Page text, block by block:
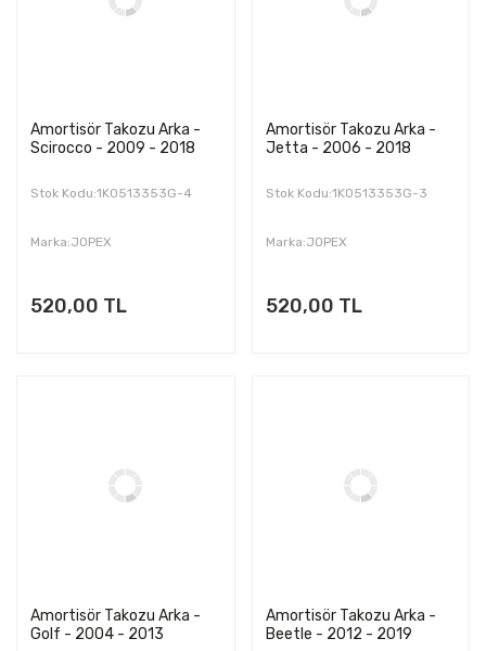
Amortisör Takozu Arka -
Scirocco - 2009 - 2018
Stok Kodu:1K0513353G-4
Marka:JOPEX
520,00 TL
Amortisör Takozu Arka -
Jetta - 2006 - 2018
Stok Kodu:1K0513353G-3
Marka:JOPEX
520,00 TL
Amortisör Takozu Arka -
Golf - 2004 - 2013
Amortisör Takozu Arka -
Beetle - 2012 - 2019